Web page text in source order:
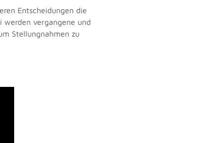
Entscheidungen die
werden vergangene und
Stellungnahmen zu